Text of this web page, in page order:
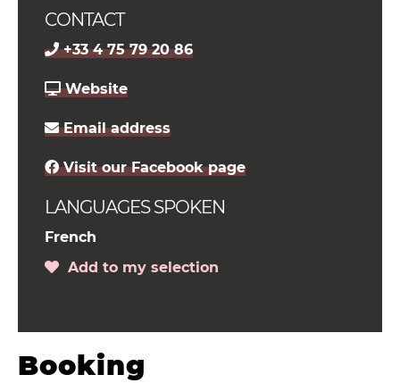
CONTACT
+33 4 75 79 20 86
Website
Email address
Visit our Facebook page
LANGUAGES SPOKEN
French
Add to my selection
Booking